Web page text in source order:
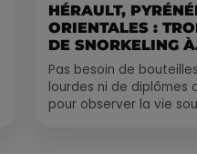
HÉRAULT,
ORIENTALES :
DE SNORKELING À
EXPLORER...
Pas besoin de
lourdes ni de diplômes
pour observer la vie